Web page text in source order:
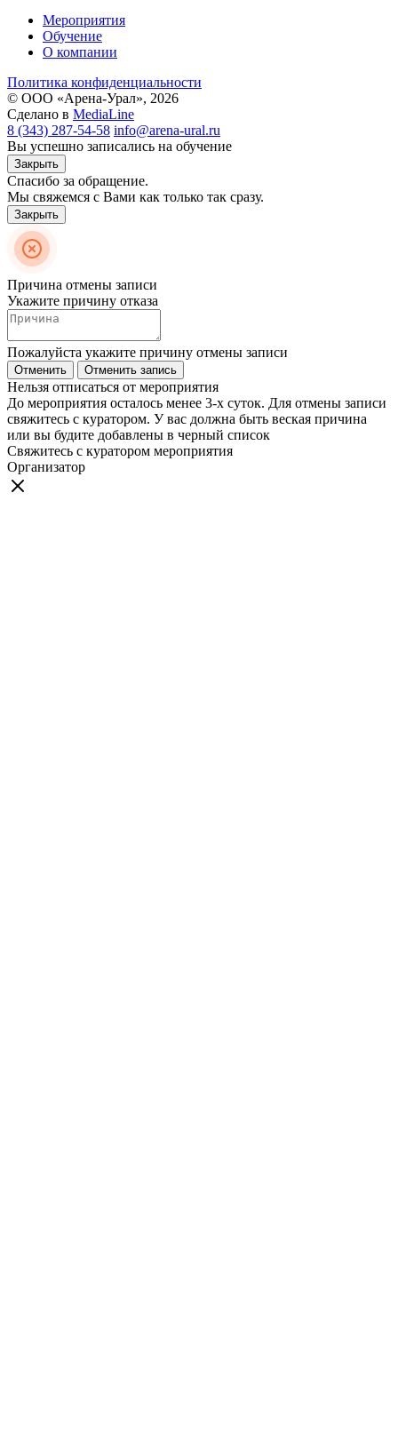
Мероприятия
Обучение
О компании
Политика конфиденциальности
© ООО «Арена-Урал», 2026
Сделано в MediaLine
8 (343) 287-54-58 info@arena-ural.ru
Вы успешно записались на обучение
Закрыть
Спасибо за обращение.
Мы свяжемся с Вами как только так сразу.
Закрыть
Причина отмены записи
Укажите причину отказа
Пожалуйста укажите причину отмены записи
Отменить Отменить запись
Нельзя отписаться от мероприятия
До мероприятия осталось менее 3-х суток. Для отмены записи
свяжитесь с куратором. У вас должна быть веская причина
или вы будите добавлены в черный список
Свяжитесь с куратором мероприятия
Организатор